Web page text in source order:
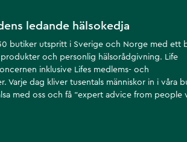
ledande hälsokedja
butiker utspritt i Sverige och Norge med ett
och personlig hälsorådgivning. Life
inklusive Lifes medlems- och
Varje dag kliver tusentals människor in i våra
med oss och få ”expert advice from people